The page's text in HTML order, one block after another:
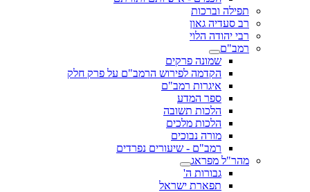
תפילה וברכות
רב סעדיה גאון
רבי יהודה הלוי
רמב"ם
שמונה פרקים
הקדמה לפירוש הרמב"ם על פרק חלק
איגרות רמב"ם
ספר המדע
הלכות תשובה
הלכות מלכים
מורה נבוכים
רמב"ם - שיעורים נפרדים
מהר"ל מפראג
גבורות ה'
תפארת ישראל